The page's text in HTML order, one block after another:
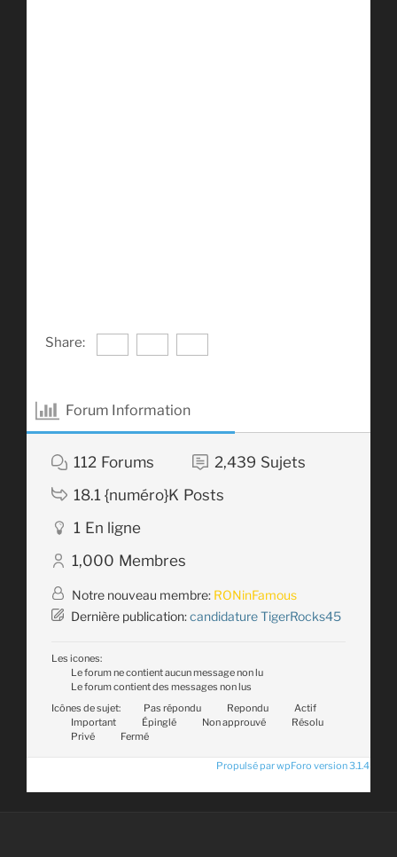
Share:
Forum Information
112 Forums 2,439 Sujets
18.1 {numéro}K Posts
1 En ligne
1,000 Membres
Notre nouveau membre: RONinFamous
Dernière publication:candidature TigerRocks45
Les icones:
Le forum ne contient aucun message non lu
Le forum contient des messages non lus
Icônes de sujet:
Pas répondu Repondu
Actif
Important
Épinglé Non approuvé
Résolu
Privé
Fermé
Propulsé par wpForo version 3.1.4